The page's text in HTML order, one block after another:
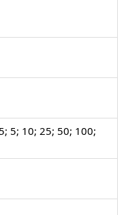
5; 10; 25; 50; 100;